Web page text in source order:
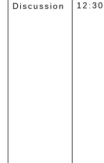
Discussion
12:30